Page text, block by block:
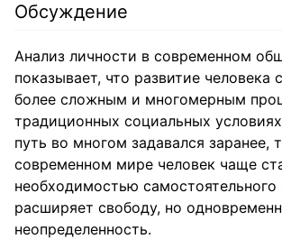
Обсуждение
Анализ личности в современном
показывает, что развитие человека
более сложным и многомерным
традиционных социальных
путь во многом задавался заранее,
современном мире человек чаще
необходимостью
расширяет свободу, но
неопределенность.